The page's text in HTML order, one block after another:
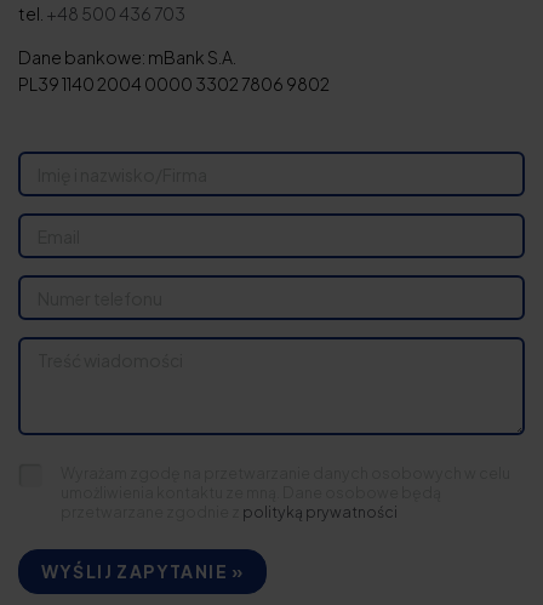
tel. +48 500 436 703
Dane bankowe: mBank S.A.
PL39 1140 2004 0000 3302 7806 9802
polityką prywatności
WYŚLIJ ZAPYTANIE »